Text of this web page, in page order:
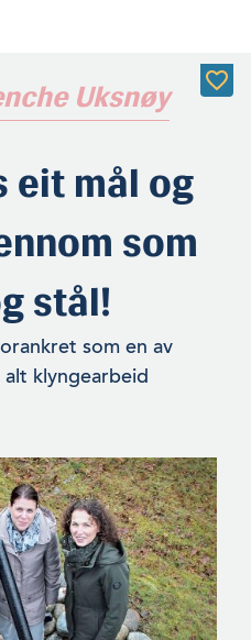
Uksnøy
eit mål og
som
stål!
som en av
klyngearbeid